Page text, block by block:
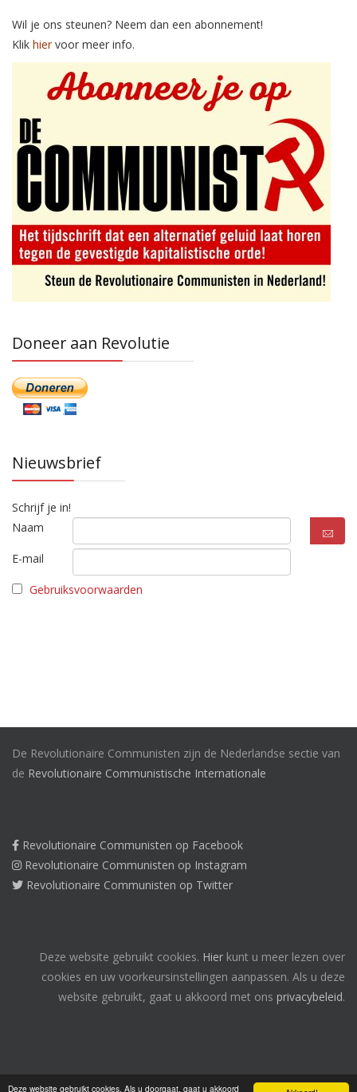
Deze website gebruikt cookies. Als u doorgaat, gaat u akkoord
Wil je ons steunen? Neem dan een abonnement!
Klik hiervoor meer info.
Doneer aan Revolutie
Nieuwsbrief
Schrijf je in!
Naam
E-mail
Gebruiksvoorwaarden
De Revolutionaire Communisten zijn de Nederlandse sectie van
de Revolutionaire Communistische Internationale
Revolutionaire Communisten op Facebook
Revolutionaire Communisten op Instagram
Revolutionaire Communisten op Twitter
Deze website gebruikt cookies. Hier kunt u meer lezen over
cookies en uw voorkeursinstellingen aanpassen. Als u deze
website gebruikt, gaat u akkoord met ons privacybeleid.